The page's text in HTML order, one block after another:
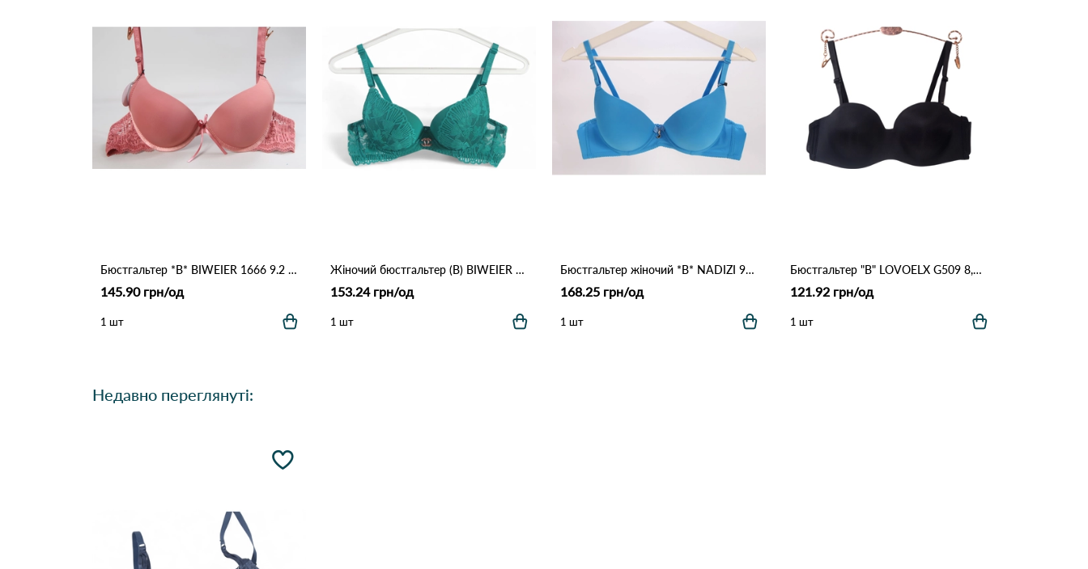
Бюстгальтер *В* BIWEIER 1666 9.2 Оранжевий
145.90 грн/од
1 шт
Жіночий бюстгальтер (B) BIWEIER 87718 7,2 Зелений
153.24 грн/од
1 шт
Бюстгальтер жіночий *B* NADIZI 9780 17.2 Голубий
168.25 грн/од
1 шт
Бюстгальтер "B" LOVOELX G509 8,1 Чорний
121.92 грн/од
1 шт
Недавно переглянуті: